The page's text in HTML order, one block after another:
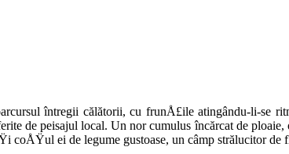
întregii călătorii, cu frunÅ£ile atingându-li-se
de peisajul local. Un nor cumulus încărcat de
coÅŸul ei de legume gustoase, un câmp strălucitor